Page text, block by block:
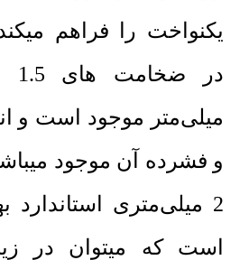
یکنواخت را فراهم
میلی‌متر موجود است و
و فشرده آن موجود
2 میلی‌متری استاندارد
است که میتوان در